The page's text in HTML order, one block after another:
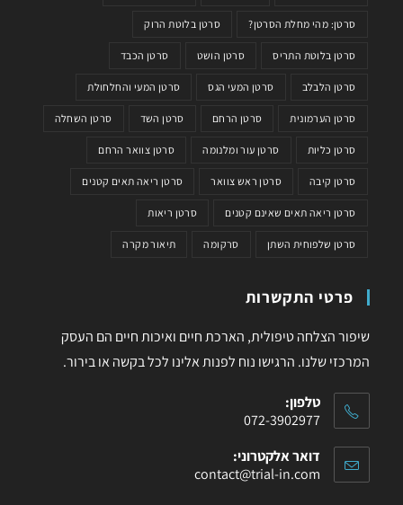
סרטן: מהי מחלת הסרטן? סרטן בלוטת הרוק
סרטן בלוטת התריס סרטן הושט סרטן הכבד
סרטן הלבלב סרטן המעי הגס סרטן המעי והחלחולת
סרטן הערמונית סרטן הרחם סרטן השד סרטן השחלה
סרטן כליות סרטן עור ומלנומה סרטן צוואר הרחם
סרטן קיבה סרטן ראש צוואר סרטן ריאה תאים קטנים
סרטן ריאה תאים שאינם קטנים סרטן ריאות
סרטן שלפוחית השתן סרקומה תיאור מקרה
פרטי התקשרות
שיפור הצלחה טיפולית, הארכת חיים ואיכות חיים הם העסק
המרכזי שלנו. הרגישו נוח לפנות אלינו לכל בקשה או בירור.
טלפון:
072-3902977
דואר אלקטרוני:
contact@trial-in.com